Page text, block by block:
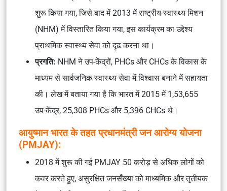
शुरू किया गया, जिसे बाद में 2013 में राष्ट्रीय स्वास्थ्य मिशन
(NHM) में विस्तारित किया गया, इस कार्यक्रम का उद्देश्य
प्राथमिक स्वास्थ्य सेवा को दृढ करना था।
प्रगति: NHM ने उप-केंद्रों, PHCs और CHCs के विकास के
माध्यम से सार्वजनिक स्वास्थ्य सेवा में विश्वास बनाने में सहायता
की। लेख में बताया गया है कि भारत में 2015 में 1,53,655
उप-केंद्र, 25,308 PHCs और 5,396 CHCs थे।
आयुष्मान भारत के तहत प्रधानमंत्री जन आरोग्य योजना
(PMJAY):
2018 में शुरू की गई PMJAY 50 करोड़ से अधिक लोगों को
कवर करते हुए, असुरक्षित जनसँख्या को माध्यमिक और तृतीयक